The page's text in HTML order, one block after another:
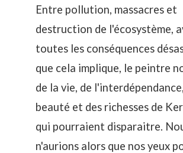
Entre pollution, massacres et
destruction de l'écosystème,
toutes les conséquences
que cela implique, le peintre
de la vie, de
beauté et des richesses de
qui pourraient disparaitre.
n'aurions alors que nos yeux